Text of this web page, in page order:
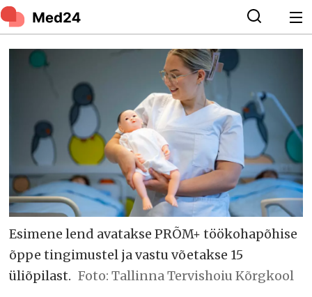
Esimene lend avatakse PRÕM+ töökohapõhise
õppe tingimustel ja vastu võetakse 15
üliõpilast. Foto: Tallinna Tervishoiu Kõrgkool